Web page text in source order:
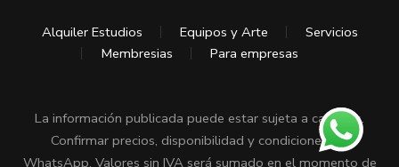
Alquiler Estudios Equipos y Arte
Servicios
Membresias
Para empresas
La información publicada puede estar sujeta a cambios.
Confirmar precios, disponibilidad y condiciones vía
WhatsApp. Valores sin IVA será sumado en el momento de